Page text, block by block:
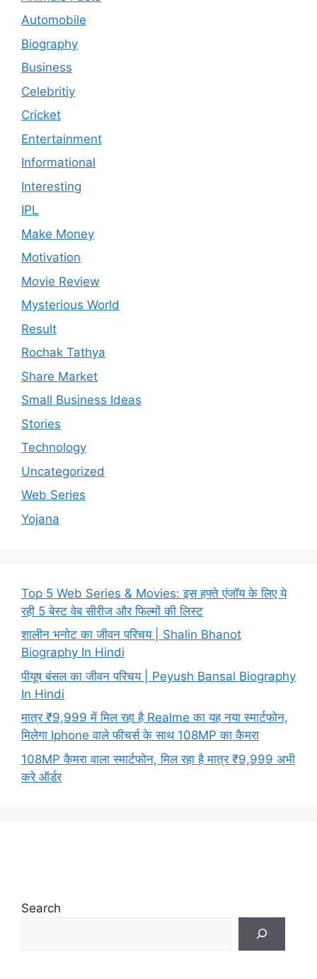
Automobile
Biography
Business
Celebritiy
Cricket
Entertainment
Informational
Interesting
IPL
Make Money
Motivation
Movie Review
Mysterious World
Result
Rochak Tathya
Share Market
Small Business Ideas
Stories
Technology
Uncategorized
Web Series
Yojana
Top 5 Web Series & Movies: इस हफ्ते एंजॉय के लिए ये
रही 5 बेस्ट वेब सीरीज और फिल्मों की लिस्ट
शालीन भनोट का जीवन परिचय | Shalin Bhanot
Biography In Hindi
पीयूष बंसल का जीवन परिचय | Peyush Bansal Biography
In Hindi
मात्र ₹9,999 में मिल रहा है Realme का यह नया स्मार्टफोन,
मिलेगा Iphone वाले फीचर्स के साथ 108MP का कैमरा
108MP कैमरा वाला स्मार्टफोन, मिल रहा है मात्र ₹9,999 अभी
करे ऑर्डर
Search